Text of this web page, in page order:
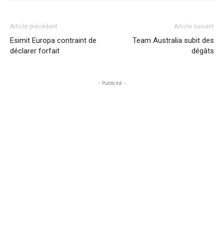
Article précédent
Esimit Europa contraint de
déclarer forfait
Article suivant
Team Australia subit des
dégâts
- Publicité -